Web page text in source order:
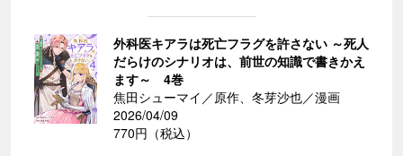
外科医キアラは死亡フラグを許さない ～死人
だらけのシナリオは、前世の知識で書きかえ
ます～ 4巻
焦田シューマイ／原作、冬芽沙也／漫画
2026/04/09
770円（税込）